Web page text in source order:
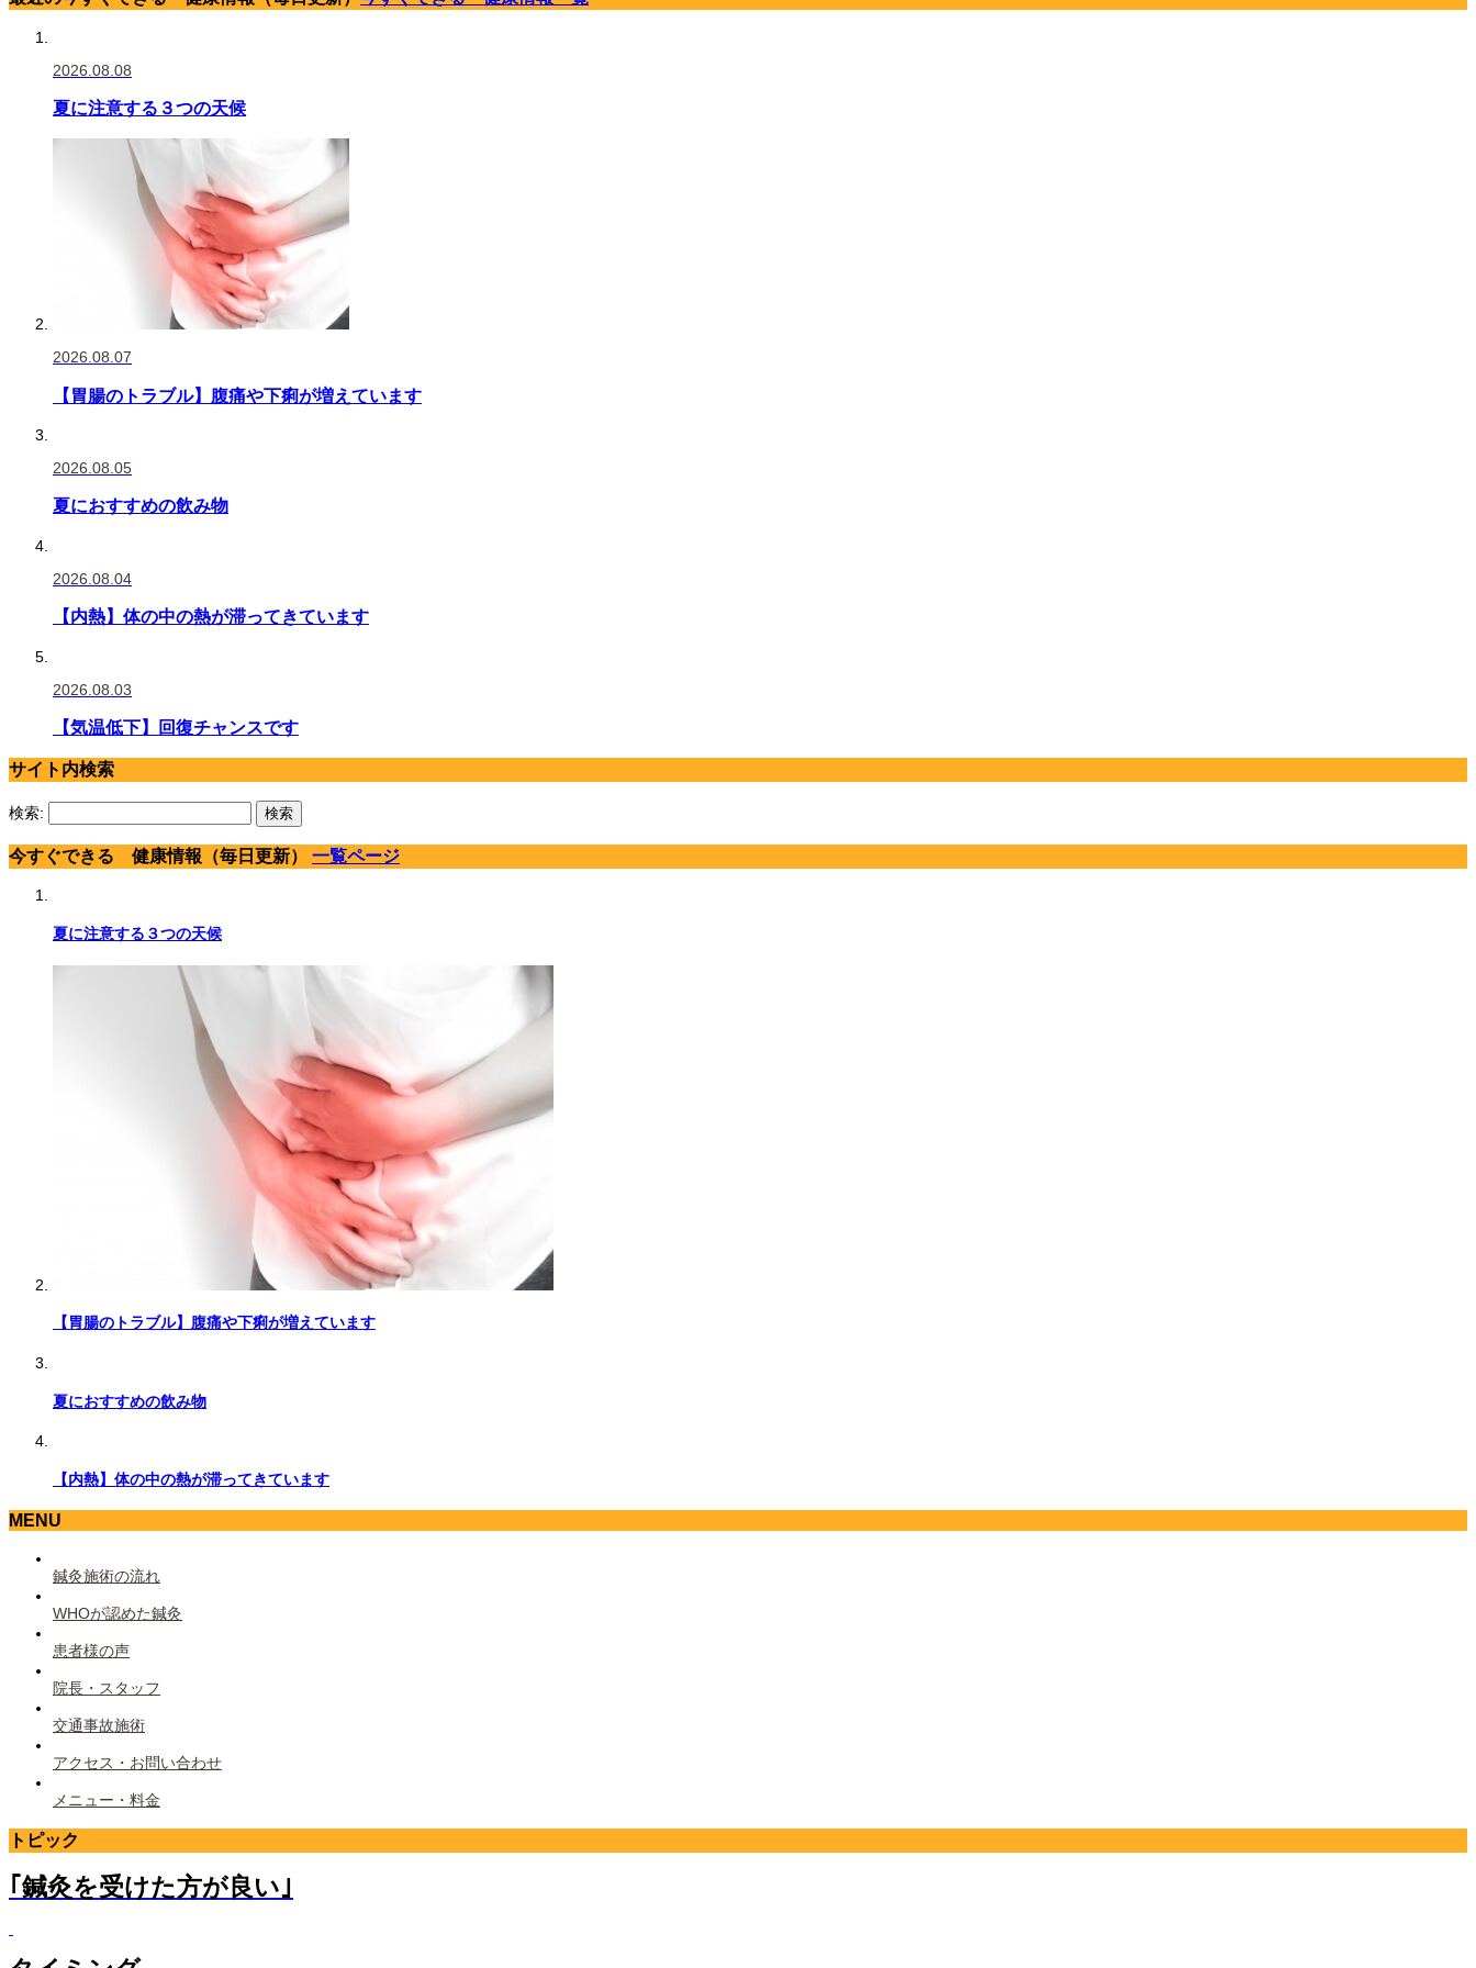
2026.08.08
夏に注意する３つの天候
2026.08.07
【胃腸のトラブル】腹痛や下痢が増えています
2026.08.05
夏におすすめの飲み物
2026.08.04
【内熱】体の中の熱が滞ってきています
2026.08.03
【気温低下】回復チャンスです
サイト内検索
検索:
今すぐできる 健康情報（毎日更新） 一覧ページ
夏に注意する３つの天候
【胃腸のトラブル】腹痛や下痢が増えています
夏におすすめの飲み物
【内熱】体の中の熱が滞ってきています
MENU
鍼灸施術の流れ
WHOが認めた鍼灸
患者様の声
院長・スタッフ
交通事故施術
アクセス・お問い合わせ
メニュー・料金
トピック
｢鍼灸を受けた方が良い｣